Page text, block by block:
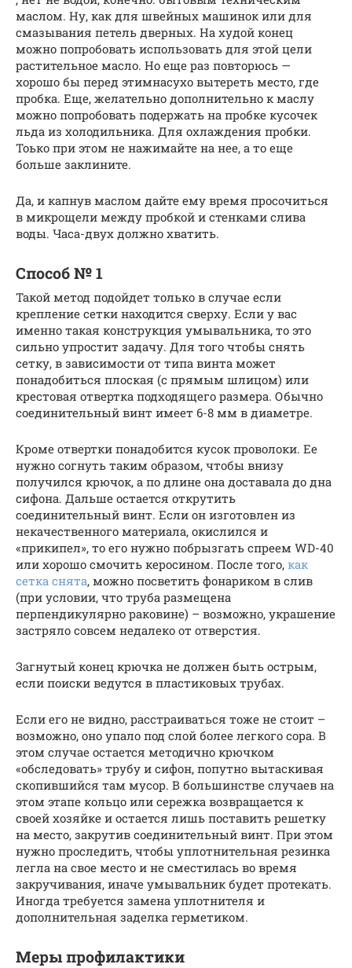
маслом. Ну, как для швейных машинок или для
смазывания петель дверных. На худой конец
можно попробовать использовать для этой цели
растительное масло. Но еще раз повторюсь —
хорошо бы перед этимнасухо вытереть место, где
пробка. Еще, желательно дополнительно к маслу
можно попробовать подержать на пробке кусочек
льда из холодильника. Для охлаждения пробки.
Тоько при этом не нажимайте на нее, а то еще
больше заклините.
Да, и капнув маслом дайте ему время просочиться
в микрощели между пробкой и стенками слива
воды. Часа-двух должно хватить.
Способ № 1
Такой метод подойдет только в случае если
крепление сетки находится сверху. Если у вас
именно такая конструкция умывальника, то это
сильно упростит задачу. Для того чтобы снять
сетку, в зависимости от типа винта может
понадобиться плоская (с прямым шлицом) или
крестовая отвертка подходящего размера. Обычно
соединительный винт имеет 6-8 мм в диаметре.
Кроме отвертки понадобится кусок проволоки. Ее
нужно согнуть таким образом, чтобы внизу
получился крючок, а по длине она доставала до дна
сифона. Дальше остается открутить
соединительный винт. Если он изготовлен из
некачественного материала, окислился и
«прикипел», то его нужно побрызгать спреем WD-40
или хорошо смочить керосином. После того, как
сетка снята, можно посветить фонариком в слив
(при условии, что труба размещена
перпендикулярно раковине) – возможно, украшение
застряло совсем недалеко от отверстия.
Загнутый конец крючка не должен быть острым,
если поиски ведутся в пластиковых трубах.
Если его не видно, расстраиваться тоже не стоит –
возможно, оно упало под слой более легкого сора. В
этом случае остается методично крючком
«обследовать» трубу и сифон, попутно вытаскивая
скопившийся там мусор. В большинстве случаев на
этом этапе кольцо или сережка возвращается к
своей хозяйке и остается лишь поставить решетку
на место, закрутив соединительный винт. При этом
нужно проследить, чтобы уплотнительная резинка
легла на свое место и не сместилась во время
закручивания, иначе умывальник будет протекать.
Иногда требуется замена уплотнителя и
дополнительная заделка герметиком.
Меры профилактики